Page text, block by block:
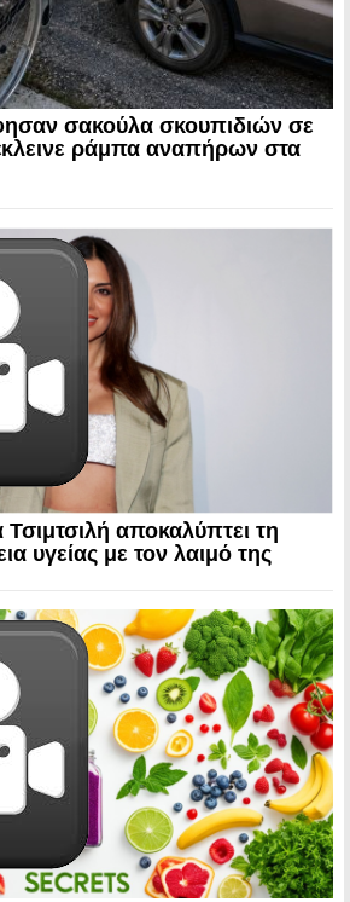
σακούλα σκουπιδιών σε
ράμπα αναπήρων στα
Τσιμτσιλή αποκαλύπτει τη
υγείας με τον λαιμό της